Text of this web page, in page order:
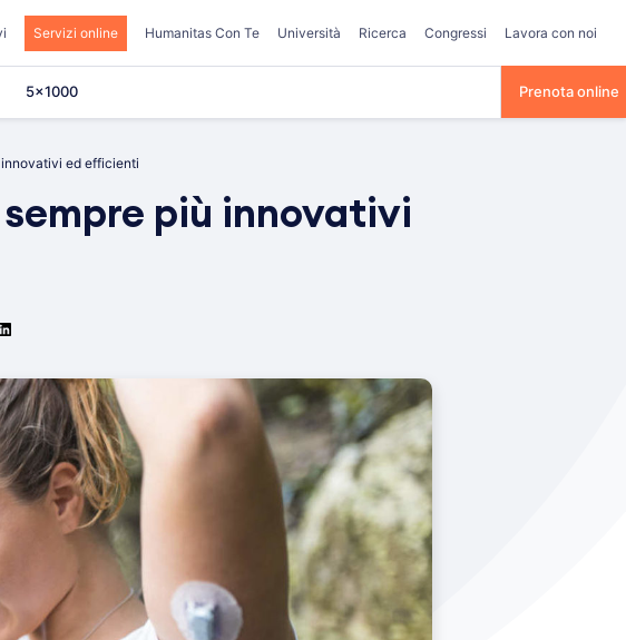
Servizi online Humanitas Con Te Università Ricerca Congressi Lavora con noi
5×1000 Prenota online
ed efficienti
più innovativi